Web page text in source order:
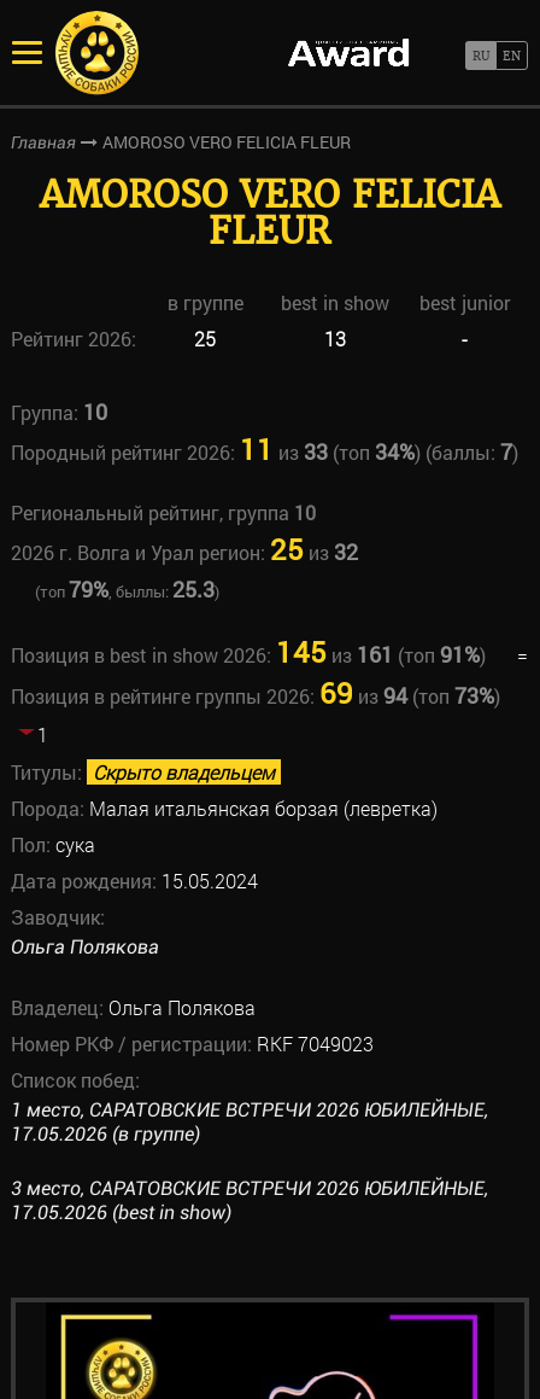
Главная AMOROSO VERO FELICIA FLEUR
AMOROSO VERO FELICIA
FLEUR
в группе best in show
best junior
Рейтинг 2026:
25 13 -
Группа: 10
Породный рейтинг 2026: 11 из 33(топ 34%) (баллы: 7)
Региональный рейтинг, группа 10
2026 г. Волга и Урал регион: 25из 32
(топ79%, быллы: 25.3)
Позиция в best in show 2026: 145из 161 (топ 91%)
=
Позиция в рейтинге группы 2026: 69 из94(топ 73%)
1
Титулы: Скрыто владельцем
Порода: Малая итальянская борзая (левретка)
Пол: сука
Дата рождения: 15.05.2024
Заводчик:
Ольга Полякова
Владелец: Ольга Полякова
Номер РКФ / регистрации: RKF 7049023
Список побед:
1 место, САРАТОВСКИЕ ВСТРЕЧИ 2026 ЮБИЛЕЙНЫЕ,
17.05.2026 (в группе)
3 место, САРАТОВСКИЕ ВСТРЕЧИ 2026 ЮБИЛЕЙНЫЕ,
17.05.2026 (best in show)